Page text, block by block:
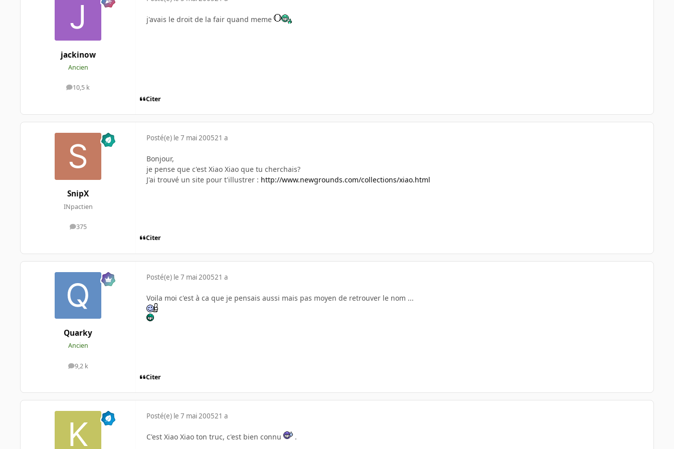
jackinow
Ancien
10,5 k
messages
j'avais le droit de la fair quand meme
Citer
SnipX
INpactien
375
messages
Posté(e) le 7 mai 200521 a
Bonjour,
je pense que c'est Xiao Xiao que tu cherchais?
J'ai trouvé un site pour t'illustrer : http://www.newgrounds.com/collections/xiao.html
Citer
Quarky
Ancien
9,2 k
messages
Posté(e) le 7 mai 200521 a
Voila moi c'est à ca que je pensais aussi mais pas moyen de retrouver le nom ...
Citer
Posté(e) le 7 mai 200521 a
C'est Xiao Xiao ton truc, c'est bien connu .